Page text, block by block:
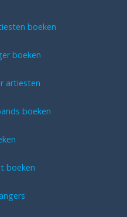
boeken
boeken
artiesten
boeken
boeken